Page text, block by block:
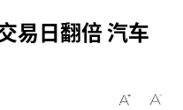
易日翻倍 汽车